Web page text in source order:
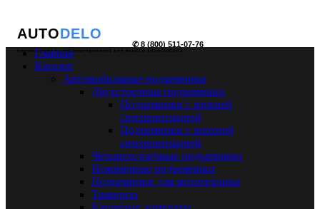
AUTODELO
ПРОФЕССИОНАЛЬНОЕ ОБОРУДОВАНИЕ ДЛЯ ВАШЕГО АВТОСЕРВИСА
✆ 8 (800) 511-07-76
Главная
Каталог
Автомобильные подъемники
Двухстоечные подъемники
Подъемники с нижней
синхронизацией
Подъемники с верхней
синхронизацией
Четырехстоечные подъемники
Ножничные подъемники
Подъемники для мототехники
Траверсы